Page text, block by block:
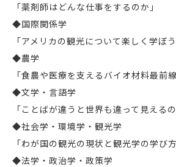
「薬剤師はどんな仕事をするのか」
◆国際関係学
「アメリカの観光について楽しく学ぼう
◆農学
「食農や医療を支えるバイオ材料最前線
◆文学・言語学
「ことばが違うと世界も違って見えるの
◆社会学・環境学・観光学
「わが国の観光の現状と観光学の学び方
◆法学・政治学・政策学